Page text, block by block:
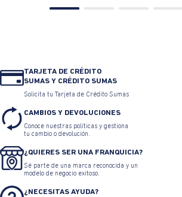
TARJETA DE CRÉDITO
SUMAS Y CRÉDITO SUMAS
Solicita tu Tarjeta de Crédito Sumas
CAMBIOS Y DEVOLUCIONES
Conoce nuestras políticas y gestiona
tu cambio o devolución.
¿QUIERES SER UNA FRANQUICIA?
Sé parte de una marca reconocida y un
modelo de negocio exitoso.
¿NECESITAS AYUDA?